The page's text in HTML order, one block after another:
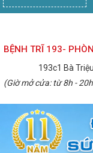
BỆNH TRĨ 193-
193c1 Bà
(Giờ mở cửa: từ 8h -